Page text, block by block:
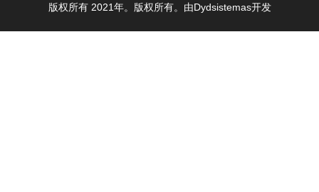
版权所有 2021年。版权所有。由Dydsistemas开发